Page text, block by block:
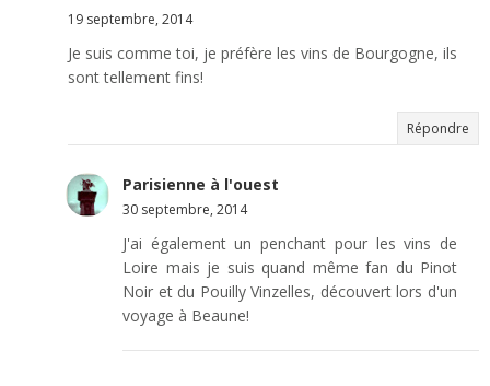
19 septembre, 2014
Je suis comme toi, je préfère les vins de Bourgogne, ils
sont tellement fins!
Répondre
Parisienne à l'ouest
30 septembre, 2014
J'ai également un penchant pour les vins de
Loire mais je suis quand même fan du Pinot
Noir et du Pouilly Vinzelles, découvert lors d'un
voyage à Beaune!